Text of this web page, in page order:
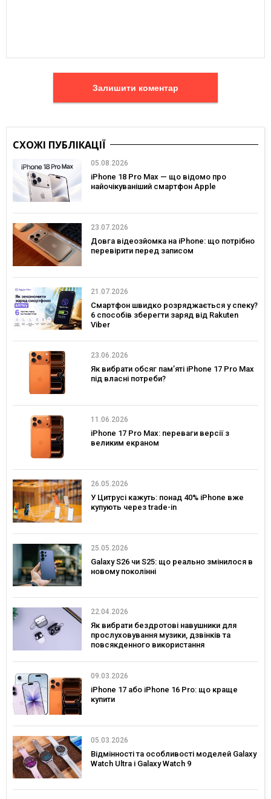
Залишити коментар
СХОЖІ ПУБЛІКАЦІЇ
05.08.2026
iPhone 18 Pro Max — що відомо про
найочікуваніший смартфон Apple
23.07.2026
Довга відеозйомка на iPhone: що потрібно
перевірити перед записом
21.07.2026
Смартфон швидко розряджається у спеку?
6 способів зберегти заряд від Rakuten
Viber
23.06.2026
Як вибрати обсяг пам’яті iPhone 17 Pro Max
під власні потреби?
11.06.2026
iPhone 17 Pro Max: переваги версії з
великим екраном
26.05.2026
У Цитрусі кажуть: понад 40% iPhone вже
купують через trade-in
25.05.2026
Galaxy S26 чи S25: що реально змінилося в
новому поколінні
22.04.2026
Як вибрати бездротові навушники для
прослуховування музики, дзвінків та
повсякденного використання
09.03.2026
iPhone 17 або iPhone 16 Pro: що краще
купити
05.03.2026
Відмінності та особливості моделей Galaxy
Watch Ultra і Galaxy Watch 9